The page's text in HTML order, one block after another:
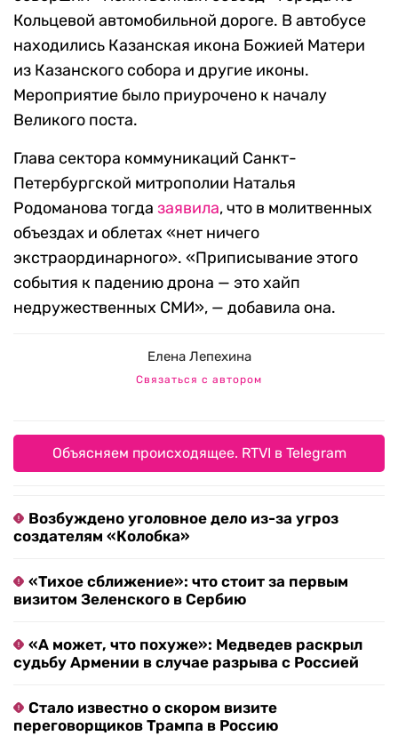
Кольцевой автомобильной дороге. В автобусе
находились Казанская икона Божией Матери
из Казанского собора и другие иконы.
Мероприятие было приурочено к началу
Великого поста.
Глава сектора коммуникаций Санкт-
Петербургской митрополии Наталья
Родоманова тогда заявила, что в молитвенных
объездах и облетах «нет ничего
экстраординарного». «Приписывание этого
события к падению дрона — это хайп
недружественных СМИ», — добавила она.
Елена Лепехина
Связаться с автором
Объясняем происходящее. RTVI в Telegram
Возбуждено уголовное дело из-за угроз
создателям «Колобка»
«Тихое сближение»: что стоит за первым
визитом Зеленского в Сербию
«А может, что похуже»: Медведев раскрыл
судьбу Армении в случае разрыва с Россией
Стало известно о скором визите
переговорщиков Трампа в Россию